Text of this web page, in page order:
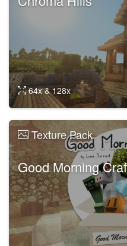
64x & 128x
Texture Pack
Good Morning